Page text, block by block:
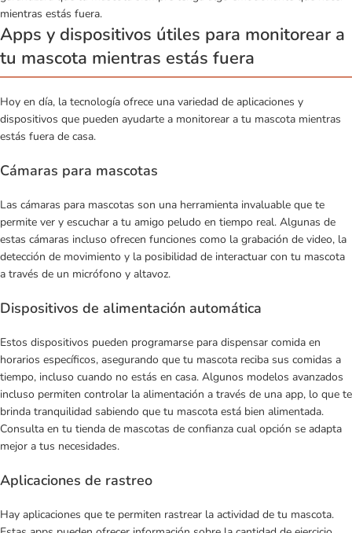
mientras estás fuera.
Apps y dispositivos útiles para monitorear a
tu mascota mientras estás fuera
Hoy en día, la tecnología ofrece una variedad de aplicaciones y
dispositivos que pueden ayudarte a monitorear a tu mascota mientras
estás fuera de casa.
Cámaras para mascotas
Las cámaras para mascotas son una herramienta invaluable que te
permite ver y escuchar a tu amigo peludo en tiempo real. Algunas de
estas cámaras incluso ofrecen funciones como la grabación de video, la
detección de movimiento y la posibilidad de interactuar con tu mascota
a través de un micrófono y altavoz.
Dispositivos de alimentación automática
Estos dispositivos pueden programarse para dispensar comida en
horarios específicos, asegurando que tu mascota reciba sus comidas a
tiempo, incluso cuando no estás en casa. Algunos modelos avanzados
incluso permiten controlar la alimentación a través de una app, lo que te
brinda tranquilidad sabiendo que tu mascota está bien alimentada.
Consulta en tu tienda de mascotas de confianza cual opción se adapta
mejor a tus necesidades.
Aplicaciones de rastreo
Hay aplicaciones que te permiten rastrear la actividad de tu mascota.